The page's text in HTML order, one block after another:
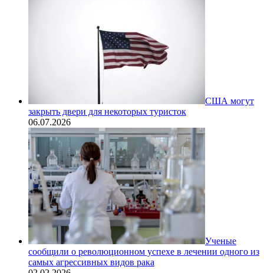
США могут
закрыть двери для некоторых туристок
06.07.2026
Ученые
сообщили о революционном успехе в лечении одного из
самых агрессивных видов рака